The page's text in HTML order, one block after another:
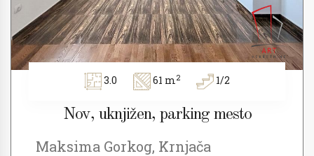
3.0 61 m2 1/2
Nov, uknjižen, parking mesto
Maksima Gorkog, Krnjača